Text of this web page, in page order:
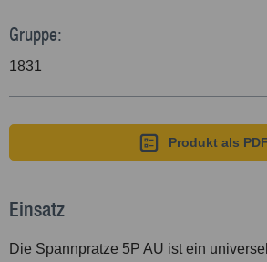
Gruppe:
1831
Produkt als PDF
Einsatz
Die Spannpratze 5P AU ist ein